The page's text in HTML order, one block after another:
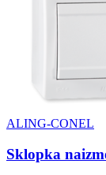
ALING-CONEL
Sklopka